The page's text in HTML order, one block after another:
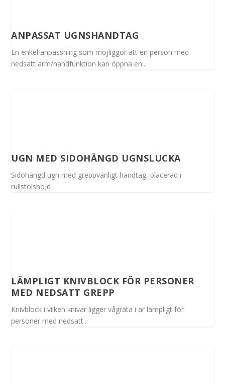
ANPASSAT UGNSHANDTAG
En enkel anpassning som möjliggör att en person med
nedsatt arm/handfunktion kan öppna en...
UGN MED SIDOHÄNGD UGNSLUCKA
Sidohängd ugn med greppvänligt handtag, placerad i
rullstolshöjd
LÄMPLIGT KNIVBLOCK FÖR PERSONER
MED NEDSATT GREPP
Knivblock i vilken knivar ligger vågräta i är lämpligt för
personer med nedsatt...